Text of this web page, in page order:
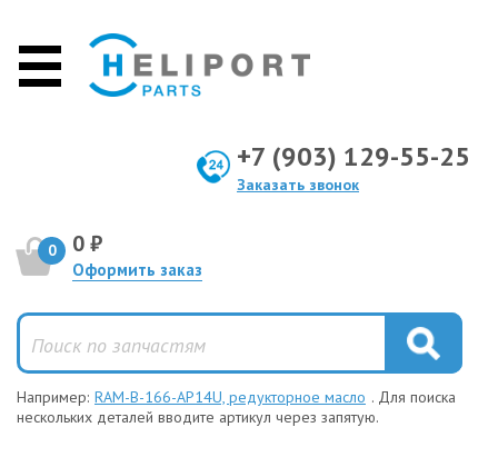
+7 (903) 129-55-25
Заказать звонок
0 0 ₽
Оформить заказ
Например: RAM-B-166-AP14U, редукторное масло . Для поиска
нескольких деталей вводите артикул через запятую.